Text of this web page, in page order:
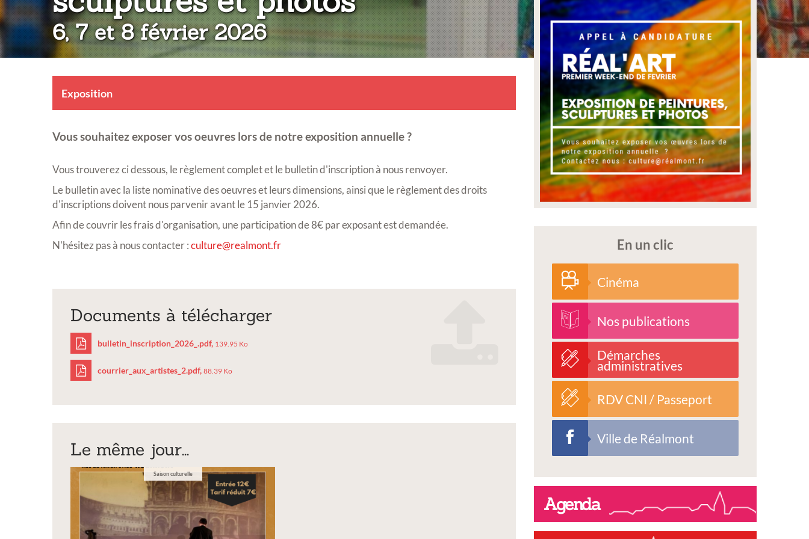
6, 7 et 8 février 2026
Exposition
Vous souhaitez exposer vos oeuvres lors de notre exposition annuelle ?
Vous trouverez ci dessous, le règlement complet et le bulletin d'inscription à nous renvoyer.
Le bulletin avec la liste nominative des oeuvres et leurs dimensions, ainsi que le règlement des droits
d'inscriptions doivent nous parvenir avant le 15 janvier 2026.
Afin de couvrir les frais d'organisation, une participation de 8€ par exposant est demandée.
N'hésitez pas à nous contacter :culture@realmont.fr
Documents à télécharger
bulletin_inscription_2026_.pdf
bulletin_inscription_2026_.pdf, 139.95 Ko
courrier_aux_artistes_2.pdf
courrier_aux_artistes_2.pdf, 88.39 Ko
Le même jour...
Saison culturelle
En un clic
Cinéma
Nos publications
Démarches
administratives
RDV CNI / Passeport
Ville de Réalmont
Agenda